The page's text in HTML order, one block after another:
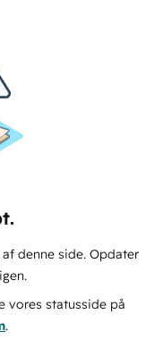
denne side. Opdater
vores statusside på
.